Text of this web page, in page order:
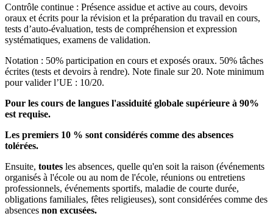
Contrôle continue : Présence assidue et active au cours, devoirs
oraux et écrits pour la révision et la préparation du travail en cours,
tests d’auto-évaluation, tests de compréhension et expression
systématiques, examens de validation.
Notation : 50% participation en cours et exposés oraux. 50% tâches
écrites (tests et devoirs à rendre). Note finale sur 20. Note minimum
pour valider l’UE : 10/20.
Pour les cours de langues l'assiduité globale supérieure à 90%
est requise.
Les premiers 10 % sont considérés comme des absences
tolérées.
Ensuite, toutes les absences, quelle qu'en soit la raison (événements
organisés à l'école ou au nom de l'école, réunions ou entretiens
professionnels, événements sportifs, maladie de courte durée,
obligations familiales, fêtes religieuses), sont considérées comme des
absences non excusées.